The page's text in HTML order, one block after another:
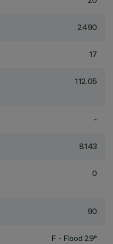
2490
17
112.05
-
8143
0
90
F - Flood 29°